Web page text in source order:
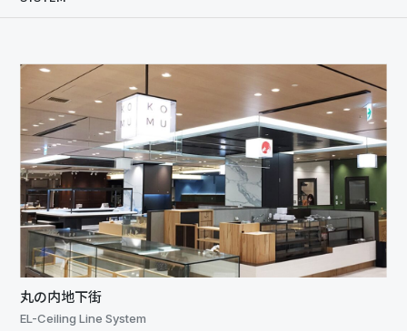
丸の内地下街
EL-Ceiling Line System